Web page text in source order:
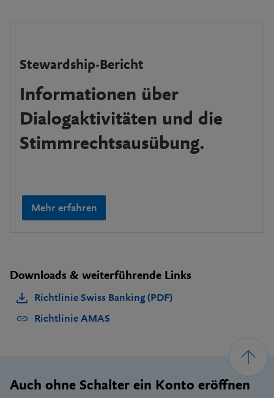
Stewardship-Bericht
Informationen über
Dialogaktivitäten und die
Stimmrechtsausübung.
Mehr erfahren
Downloads & weiterführende Links
Richtlinie Swiss Banking (PDF)
Richtlinie AMAS
Auch ohne Schalter ein Konto eröffnen